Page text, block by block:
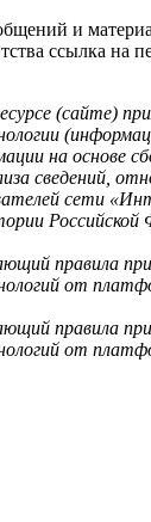
и
ссылка на
(сайте)
на основе
сведений,
сети
Российской
правила
от
правила
от